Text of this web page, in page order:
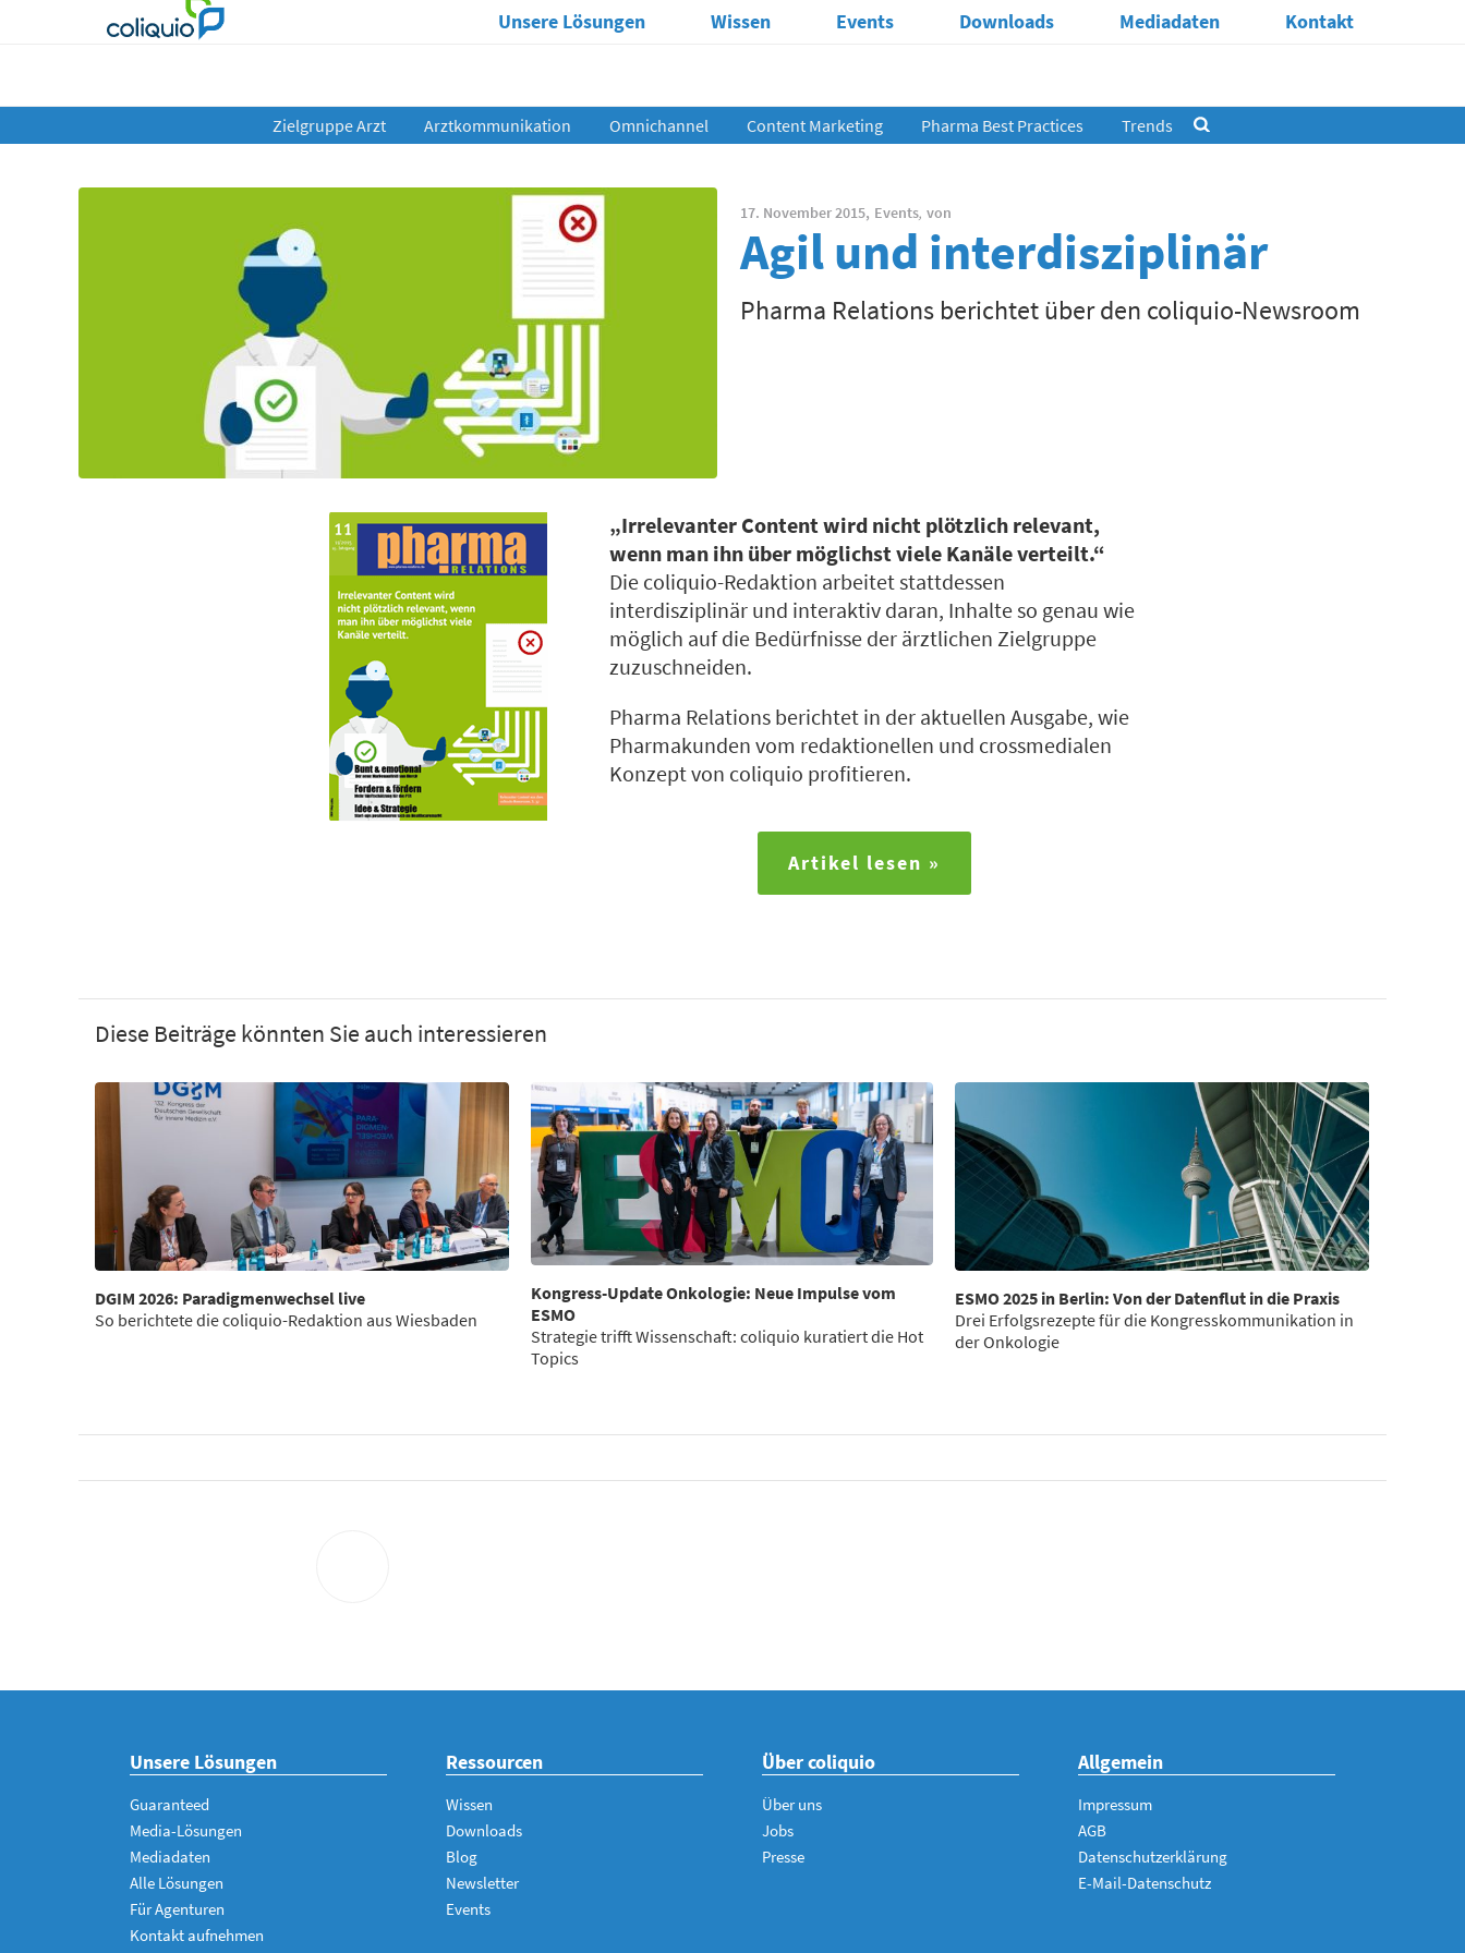
Unsere Lösungen Wissen Events Downloads Mediadaten Kontakt
Zielgruppe Arzt Arztkommunikation Omnichannel Content Marketing Pharma Best Practices Trends
17. November 2015, Events, von
Agil und interdisziplinär
Pharma Relations berichtet über den coliquio-Newsroom
„Irrelevanter Content wird nicht plötzlich relevant,
wenn man ihn über möglichst viele Kanäle verteilt.“
Die coliquio-Redaktion arbeitet stattdessen
interdisziplinär und interaktiv daran, Inhalte so genau wie
möglich auf die Bedürfnisse der ärztlichen Zielgruppe
zuzuschneiden.
Pharma Relations berichtet in der aktuellen Ausgabe, wie
Pharmakunden vom redaktionellen und crossmedialen
Konzept von coliquio profitieren.
Artikel lesen »
Diese Beiträge könnten Sie auch interessieren
DGIM 2026: Paradigmenwechsel live
So berichtete die coliquio-Redaktion aus Wiesbaden
Kongress-Update Onkologie: Neue Impulse vom
ESMO
Strategie trifft Wissenschaft: coliquio kuratiert die Hot
Topics
ESMO 2025 in Berlin: Von der Datenflut in die Praxis
Drei Erfolgsrezepte für die Kongresskommunikation in
der Onkologie
Unsere Lösungen
Guaranteed
Media-Lösungen
Mediadaten
Alle Lösungen
Für Agenturen
Kontakt aufnehmen
Ressourcen
Wissen
Downloads
Blog
Newsletter
Events
Über coliquio
Über uns
Jobs
Presse
Allgemein
Impressum
AGB
Datenschutzerklärung
E-Mail-Datenschutz